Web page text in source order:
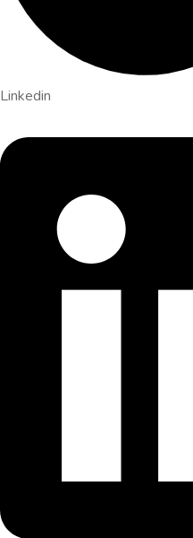
Linkedin